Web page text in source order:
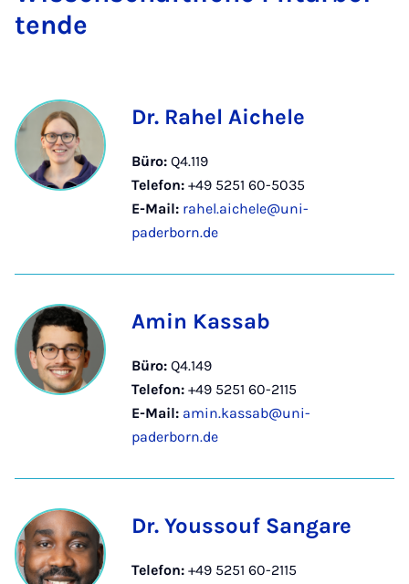
ten­de
Dr. Rahel Aichele
Büro: Q4.119
Telefon: +49 5251 60-5035
E-Mail: rahel.aichele@uni-
paderborn.de
Amin Kassab
Büro: Q4.149
Telefon: +49 5251 60-2115
E-Mail: amin.kassab@uni-
paderborn.de
Dr. Youssouf Sangare
Telefon: +49 5251 60-2115